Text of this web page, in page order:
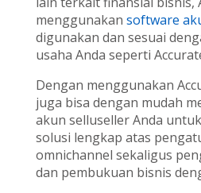
menggunakan software
digunakan dan sesuai
usaha Anda seperti
Dengan menggunakan
juga bisa dengan mudah
akun selluseller Anda
solusi lengkap atas
omnichannel sekaligus
dan pembukuan bisnis